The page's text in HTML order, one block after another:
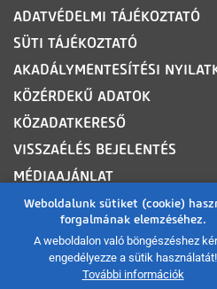
Weboldalunk sütiket (cookie)
forgalmának elemzéséhez.
A weboldalon való böngészéshez
engedélyezze a sütik használatát!
További információk
ADATVÉDELMI TÁJÉKOZTATÓ
SÜTI TÁJÉKOZTATÓ
AKADÁLYMENTESÍTÉSI
KÖZÉRDEKŰ ADATOK
KÖZADATKERESŐ
VISSZAÉLÉS BEJELENTÉS
MÉDIAAJÁNLAT
OLDALTÉRKÉP
ROVATOK